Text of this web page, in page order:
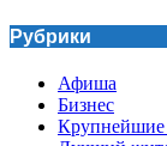
Рубрики
Афиша
Бизнес
Крупнейшие